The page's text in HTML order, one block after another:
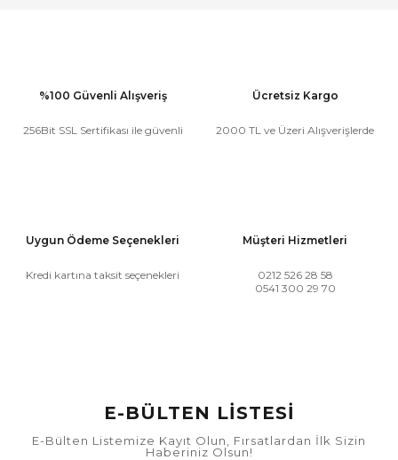
%100 Güvenli Alışveriş
256Bit SSL Sertifikası ile güvenli
Ücretsiz Kargo
2000 TL ve Üzeri Alışverişlerde
Uygun Ödeme Seçenekleri
Kredi kartına taksit seçenekleri
Müşteri Hizmetleri
0212 526 28 58
0541 300 29 70
E-BÜLTEN LİSTESİ
E-Bülten Listemize Kayıt Olun, Fırsatlardan İlk Sizin
Haberiniz Olsun!